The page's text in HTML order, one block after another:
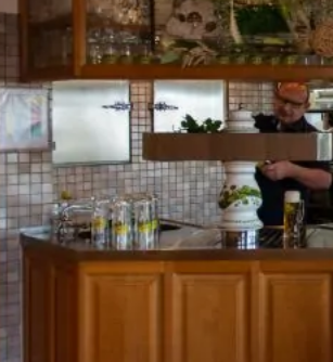
4, 89367 Waldstetten
274
München
Mitte 18, 85356 München-Flughafen